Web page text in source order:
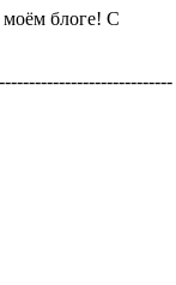
блоге! С